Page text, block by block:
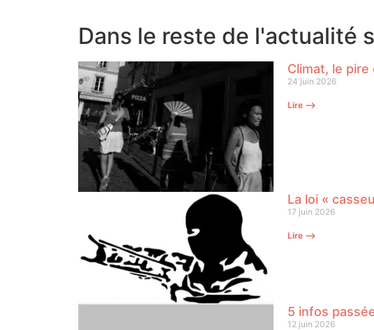
Dans le reste de l'actualité
Climat, le
24 juin 2026
Lire ⟶
La loi «
17 juin 2026
Lire ⟶
5 infos
12 juin 2026